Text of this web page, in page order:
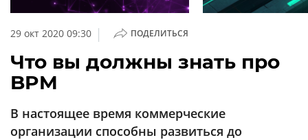
обзоры
кабинет
О
CNews
29 окт 2020 09:30 | ПОДЕЛИТЬСЯ
Что вы должны знать про
BPM
В настоящее время коммерческие
организации способны развиться до